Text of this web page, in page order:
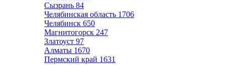
Сызрань 84
Челябинская область 1706
Челябинск 650
Магнитогорск 247
Златоуст 97
Алматы 1670
Пермский край 1631